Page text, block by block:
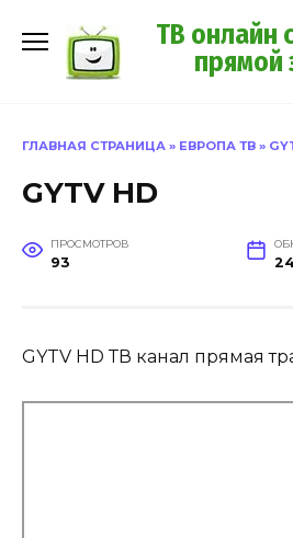
содержанию
ТВ онлайн
прямой
ГЛАВНАЯ СТРАНИЦА » ЕВРОПА ТВ »
GYTV HD
ПРОСМОТРОВ
93
GYTV HD ТВ канал прямая